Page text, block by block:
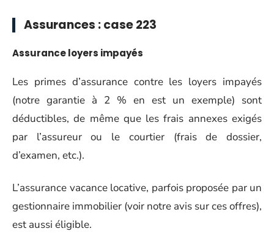
Assurances : case 223
Assurance loyers impayés
Les primes d’assurance contre les loyers impayés
(notre garantie à 2 % en est un exemple) sont
déductibles, de même que les frais annexes exigés
par l’assureur ou le courtier (frais de dossier,
d’examen, etc.).
L’assurance vacance locative, parfois proposée par un
gestionnaire immobilier (voir notre avis sur ces offres),
est aussi éligible.